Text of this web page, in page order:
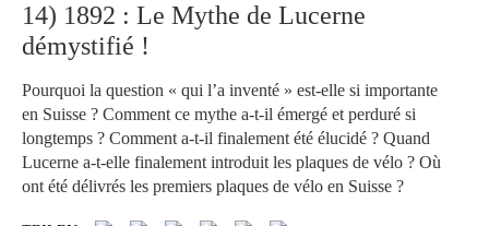
14) 1892 : Le Mythe de Lucerne
démystifié !
Pourquoi la question « qui l’a inventé » est-elle si importante
en Suisse ? Comment ce mythe a-t-il émergé et perduré si
longtemps ? Comment a-t-il finalement été élucidé ? Quand
Lucerne a-t-elle finalement introduit les plaques de vélo ? Où
ont été délivrés les premiers plaques de vélo en Suisse ?